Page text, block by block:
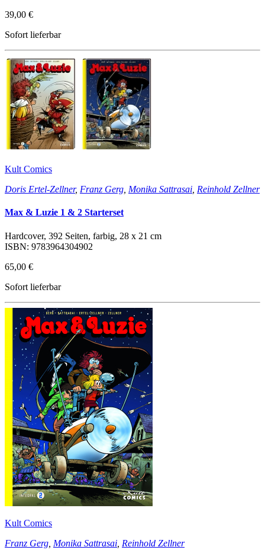
39,00 €
Sofort lieferbar
Kult Comics
Doris Ertel-Zellner, Franz Gerg Monika Sattrasai Reinhold Zellner
Max & Luzie 1 & 2 Starterset
Hardcover, 392 Seiten, farbig, 28 x 21 cm
ISBN: 9783964304902
65,00 €
Sofort lieferbar
Kult Comics
Franz Gerg Monika Sattrasai Reinhold Zellner